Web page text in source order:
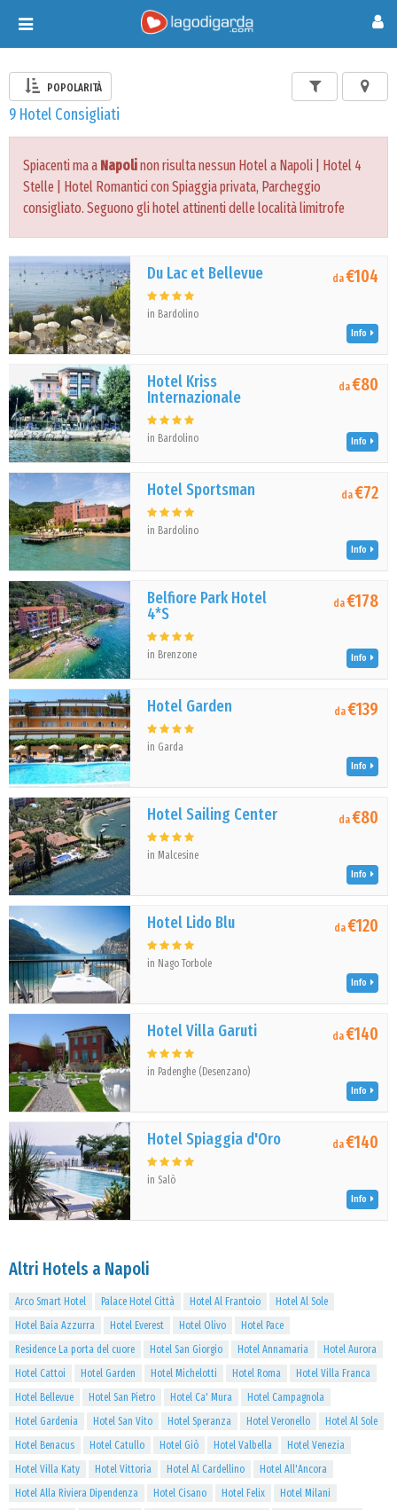
Toggle
navigation
POPOLARITÀ
9 Hotel Consigliati
Spiacenti ma a Napolinon risulta nessun Hotel a Napoli | Hotel 4
Stelle | Hotel Romantici con Spiaggia privata, Parcheggio
consigliato. Seguono gli hotel attinenti delle località limitrofe
Du Lac et Bellevue
in Bardolino
da€104
Info
Hotel Kriss
Internazionale
in Bardolino
da€80
Info
Hotel Sportsman
in Bardolino
da€72
Info
Belfiore Park Hotel
4*S
in Brenzone
da€178
Info
Hotel Garden
in Garda
da€139
Info
Hotel Sailing Center
in Malcesine
da€80
Info
Hotel Lido Blu
in Nago Torbole
da€120
Info
Hotel Villa Garuti
in Padenghe (Desenzano)
da€140
Info
Hotel Spiaggia d'Oro
in Salò
da€140
Info
Altri Hotels a Napoli
Arco Smart Hotel Palace Hotel Città Hotel Al Frantoio
Hotel Al Sole
Hotel Baia Azzurra
Hotel Everest Hotel Olivo
Hotel Pace
Residence La porta del cuore
Hotel San Giorgio Hotel Annamaria
Hotel Aurora
Hotel Cattoi
Hotel Garden Hotel Michelotti Hotel Roma
Hotel Villa Franca
Hotel Bellevue
Hotel San Pietro Hotel Ca' Mura
Hotel Campagnola
Hotel Gardenia
Hotel San Vito Hotel Speranza Hotel Veronello
Hotel Al Sole
Hotel Benacus
Hotel Catullo Hotel Giò Hotel Valbella
Hotel Venezia
Hotel Villa Katy
Hotel Vittoria Hotel Al Cardellino
Hotel All'Ancora
Hotel Alla Riviera Dipendenza
Hotel Cisano Hotel Felix
Hotel Milani